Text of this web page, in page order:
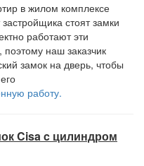
в жилом комплексе
стоят замки
работают эти
наш заказчик
замок на дверь, чтобы
работу.
Cisa c цилиндром